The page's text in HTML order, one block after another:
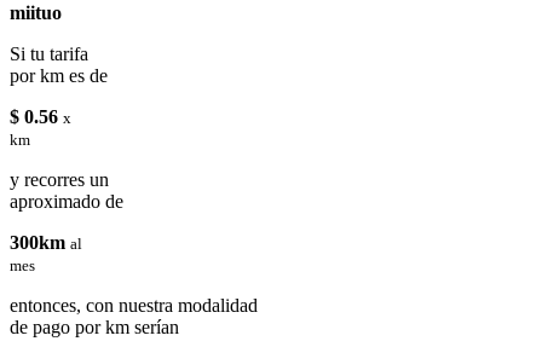
miituo
Si tu tarifa
por km es de
$ 0.56 x
km
y recorres un
aproximado de
300km al
mes
entonces, con nuestra modalidad
de pago por km serían